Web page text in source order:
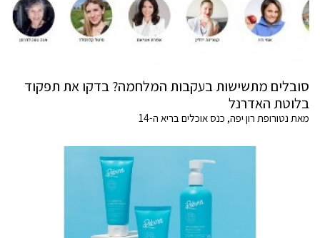
סובלים מתשישות בעקבות המלחמה? בדקו את תפקוד
בלוטת האדרנל
מאת נטורופת רון יפה, כנס אוכלים בריא ה-14